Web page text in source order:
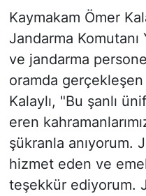
Kaymakam Ömer
Jandarma Komutanı
ve jandarma
oramda
Kalaylı, "Bu şanlı
eren
şükranla anıyorum.
hizmet eden ve
teşekkür ediyorum.
TÜRKİYE VE
VİDEO GALERİ
YAŞAM